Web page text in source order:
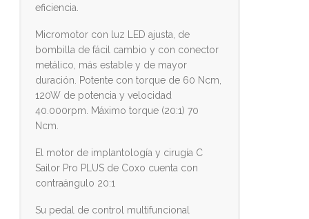
eficiencia.
Micromotor con luz LED ajusta, de
bombilla de fácil cambio y con conector
metálico, más estable y de mayor
duración. Potente con torque de 60 Ncm,
120W de potencia y velocidad
40.000rpm. Máximo torque (20:1) 70
Ncm.
El motor de implantología y cirugía C
Sailor Pro PLUS de Coxo cuenta con
contraángulo 20:1
Su pedal de control multifuncional